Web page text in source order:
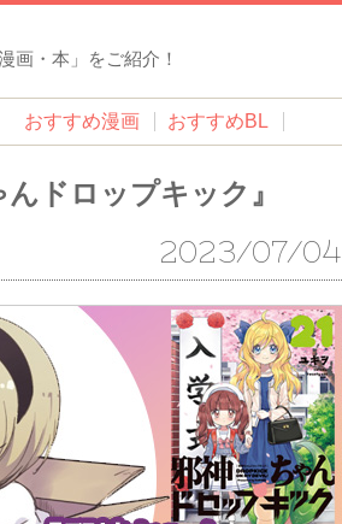
画・本」をご紹介！
おすすめ漫画 おすすめBL
ドロップキック』
2023/07/04